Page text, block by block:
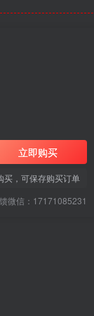
立即购买
买，可保存购买订单
微信：17171085231